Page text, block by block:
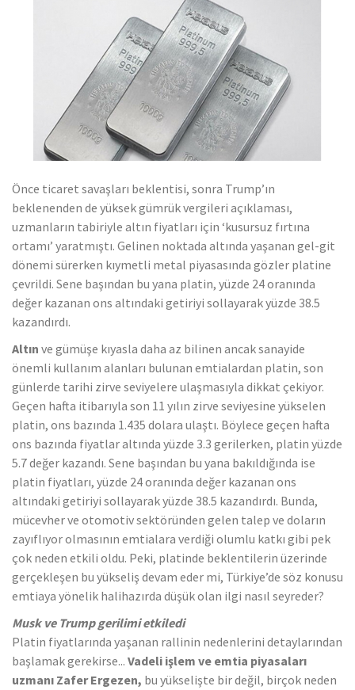
ihracatına katkı sağlıyor
Önce ticaret savaşları beklentisi, sonra Trump’ın
beklenenden de yüksek gümrük vergileri açıklaması,
uzmanların tabiriyle altın fiyatları için ‘kusursuz fırtına
ortamı’ yaratmıştı. Gelinen noktada altında yaşanan gel-git
dönemi sürerken kıymetli metal piyasasında gözler platine
çevrildi. Sene başından bu yana platin, yüzde 24 oranında
değer kazanan ons altındaki getiriyi sollayarak yüzde 38.5
kazandırdı.
Altın ve gümüşe kıyasla daha az bilinen ancak sanayide
önemli kullanım alanları bulunan emtialardan platin, son
günlerde tarihi zirve seviyelere ulaşmasıyla dikkat çekiyor.
Geçen hafta itibarıyla son 11 yılın zirve seviyesine yükselen
platin, ons bazında 1.435 dolara ulaştı. Böylece geçen hafta
ons bazında fiyatlar altında yüzde 3.3 gerilerken, platin yüzde
5.7 değer kazandı. Sene başından bu yana bakıldığında ise
platin fiyatları, yüzde 24 oranında değer kazanan ons
altındaki getiriyi sollayarak yüzde 38.5 kazandırdı. Bunda,
mücevher ve otomotiv sektöründen gelen talep ve doların
zayıflıyor olmasının emtialara verdiği olumlu katkı gibi pek
çok neden etkili oldu. Peki, platinde beklentilerin üzerinde
gerçekleşen bu yükseliş devam eder mi, Türkiye’de söz konusu
emtiaya yönelik halihazırda düşük olan ilgi nasıl seyreder?
Musk veTrump gerilimi etkiledi
Platin fiyatlarında yaşanan rallinin nedenlerini detaylarından
başlamak gerekirse... Vadeli işlem ve emtia piyasaları
uzmanı Zafer Ergezen, bu yükselişte bir değil, birçok neden